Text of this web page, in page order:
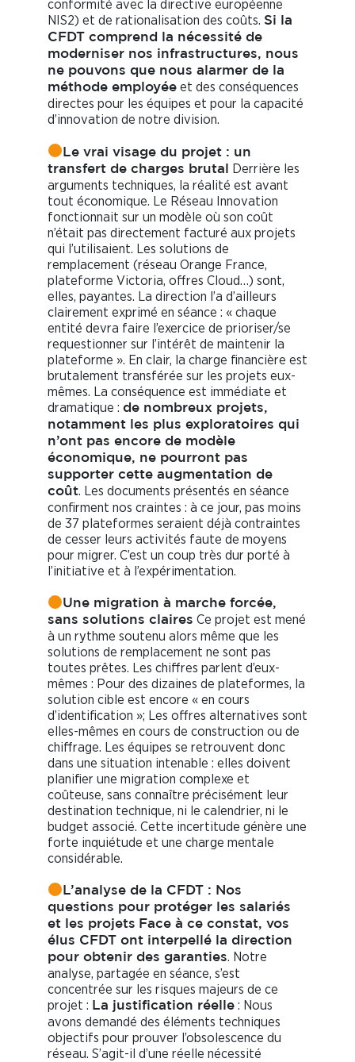
conformité avec la directive européenne
NIS2) et de rationalisation des coûts. Si la
CFDT comprend la nécessité de
moderniser nos infrastructures, nous
ne pouvons que nous alarmer de la
méthode employée et des conséquences
directes pour les équipes et pour la capacité
d’innovation de notre division.
Le vrai visage du projet : un
transfert de charges brutal
Derrière les
arguments techniques, la réalité est avant
tout économique. Le Réseau Innovation
fonctionnait sur un modèle où son coût
n’était pas directement facturé aux projets
qui l’utilisaient. Les solutions de
remplacement (réseau Orange France,
plateforme Victoria, offres Cloud…) sont,
elles, payantes. La direction l’a d’ailleurs
clairement exprimé en séance : « chaque
entité devra faire l’exercice de prioriser/se
requestionner sur l’intérêt de maintenir la
plateforme ». En clair, la charge financière est
brutalement transférée sur les projets eux-
mêmes. La conséquence est immédiate et
dramatique : de nombreux projets,
notamment les plus exploratoires qui
n’ont pas encore de modèle
économique, ne pourront pas
supporter cette augmentation de
coût. Les documents présentés en séance
confirment nos craintes : à ce jour, pas moins
de 37 plateformes seraient déjà contraintes
de cesser leurs activités faute de moyens
pour migrer. C’est un coup très dur porté à
l’initiative et à l’expérimentation.
Une migration à marche forcée,
sans solutions claires Ce projet est mené
à un rythme soutenu alors même que les
solutions de remplacement ne sont pas
toutes prêtes. Les chiffres parlent d’eux-
mêmes : Pour des dizaines de plateformes, la
solution cible est encore « en cours
d’identification »; Les offres alternatives sont
elles-mêmes en cours de construction ou de
chiffrage. Les équipes se retrouvent donc
dans une situation intenable : elles doivent
planifier une migration complexe et
coûteuse, sans connaître précisément leur
destination technique, ni le calendrier, ni le
budget associé. Cette incertitude génère une
forte inquiétude et une charge mentale
considérable.
L’analyse de la CFDT : Nos
questions pour protéger les salariés
et les projets Face à ce constat, vos
élus CFDT ont interpellé la direction
pour obtenir des garanties. Notre
analyse, partagée en séance, s’est
concentrée sur les risques majeurs de ce
projet : La justification réelle : Nous
avons demandé des éléments techniques
objectifs pour prouver l’obsolescence du
réseau. S’agit-il d’une réelle nécessité